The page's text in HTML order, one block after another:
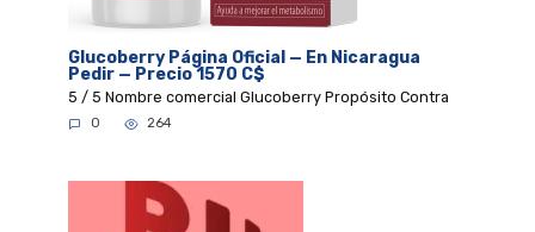
Glucoberry Página Oficial — En Nicaragua
Pedir — Precio 1570 C$
5 / 5 Nombre comercial Glucoberry Propósito Contra
0 264